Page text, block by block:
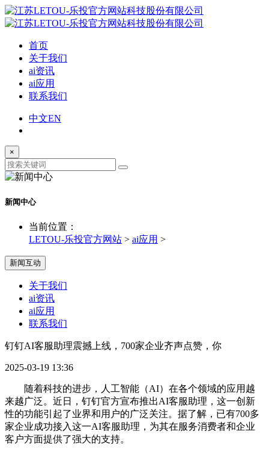
首页
关于我们
ai资讯
ai应用
联系我们
中文EN
×
新闻中心
当前位置：
LETOU-乐投官方网站 > ai应用 >
新闻互动
关于我们
ai资讯
ai应用
联系我们
钉钉AI客服助理震撼上线，700家企业齐声点赞，你
2025-03-19 13:36
随着科技的进步，人工智能（AI）在各个领域的应用越
来越广泛。近日，钉钉官方宣布推出AI客服助理，这一创新
性的功能引起了业界和用户的广泛关注。据了解，已有700多
家企业成功接入这一AI客服助理，为其在服务消费者和企业
客户方面提供了强大的支持。